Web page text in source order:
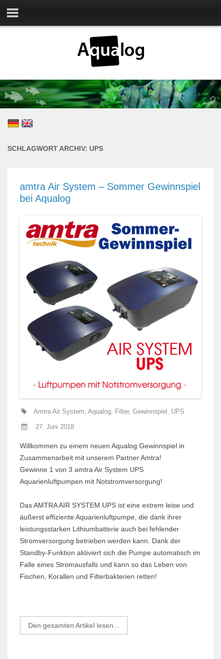
SCHLAGWORT ARCHIV: UPS
amtra Air System – Sommer Gewinnspiel
bei Aqualog
Amtra Air System, Aqualog, Filter, Gewinnspiel , UPS
27. Juni 2018
Willkommen zu einem neuen Aqualog Gewinnspiel in
Zusammenarbeit mit unserem Partner Amtra!
Gewinne 1 von 3 amtra Air System UPS
Aquarienluftpumpen mit Notstromversorgung!
Das AMTRA AIR SYSTEM UPS ist eine extrem leise und
äußerst effiziente Aquarienluftpumpe, die dank ihrer
leistungsstarken Lithiumbatterie auch bei fehlender
Stromversorgung betrieben werden kann. Dank der
Standby-Funktion aktiviert sich die Pumpe automatisch im
Falle eines Stromausfalls und kann so das Leben von
Fischen, Korallen und Filterbakterien retten!
Den gesamten Artikel lesen...